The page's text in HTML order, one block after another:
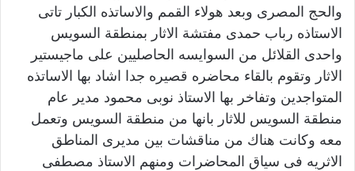
والحج المصرى وبعد هولاء القمم والاساتذه الكبار تاتى
الاستاذه رباب حمدى مفتشة الاثار بمنطقة السويس
واحدى القلائل من السوايسه الحاصليين على ماجيستير
الاثار وتقوم بالقاء محاضره قصيره جدا اشاد بها الاساتذه
المتواجدين وتفاخر بها الاستاذ نوبى محمود مدير عام
منطقة السويس للاثار بانها من منطقة السويس وتعمل
معه وكانت هناك من مناقشات بين مديرى المناطق
الاثريه فى سياق المحاضرات ومنهم الاستاذ مصطفى